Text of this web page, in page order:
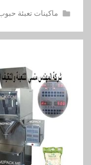
ماكينات تعبئة